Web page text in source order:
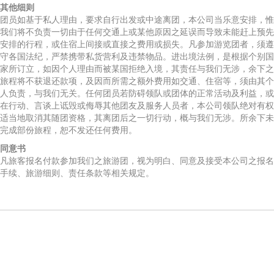
其他细则
团员如基于私人理由，要求自行出发或中途离团，本公司当乐意安排，惟
我们将不负责一切由于任何交通上或某他原因之延误而导致未能赶上预先
安排的行程，或住宿上间接或直接之费用或损失。凡参加游览团者，须遵
守各国法纪，严禁携带私货营利及违禁物品。进出境法例，是根据个别国
家所订立，如因个人理由而被某国拒绝入境，其责任与我们无涉，余下之
旅程将不获退还款项，及因而所需之额外费用如交通、住宿等，须由其个
人负责，与我们无关。任何团员若防碍领队或团体的正常活动及利益，或
在行动、言谈上诋毁或侮辱其他团友及服务人员者，本公司领队绝对有权
适当地取消其随团资格，其离团后之一切行动，概与我们无涉。所余下未
完成部份旅程，恕不发还任何费用。
同意书
凡旅客报名付款参加我们之旅游团，视为明白、同意及接受本公司之报名
手续、旅游细则、责任条款等相关规定。